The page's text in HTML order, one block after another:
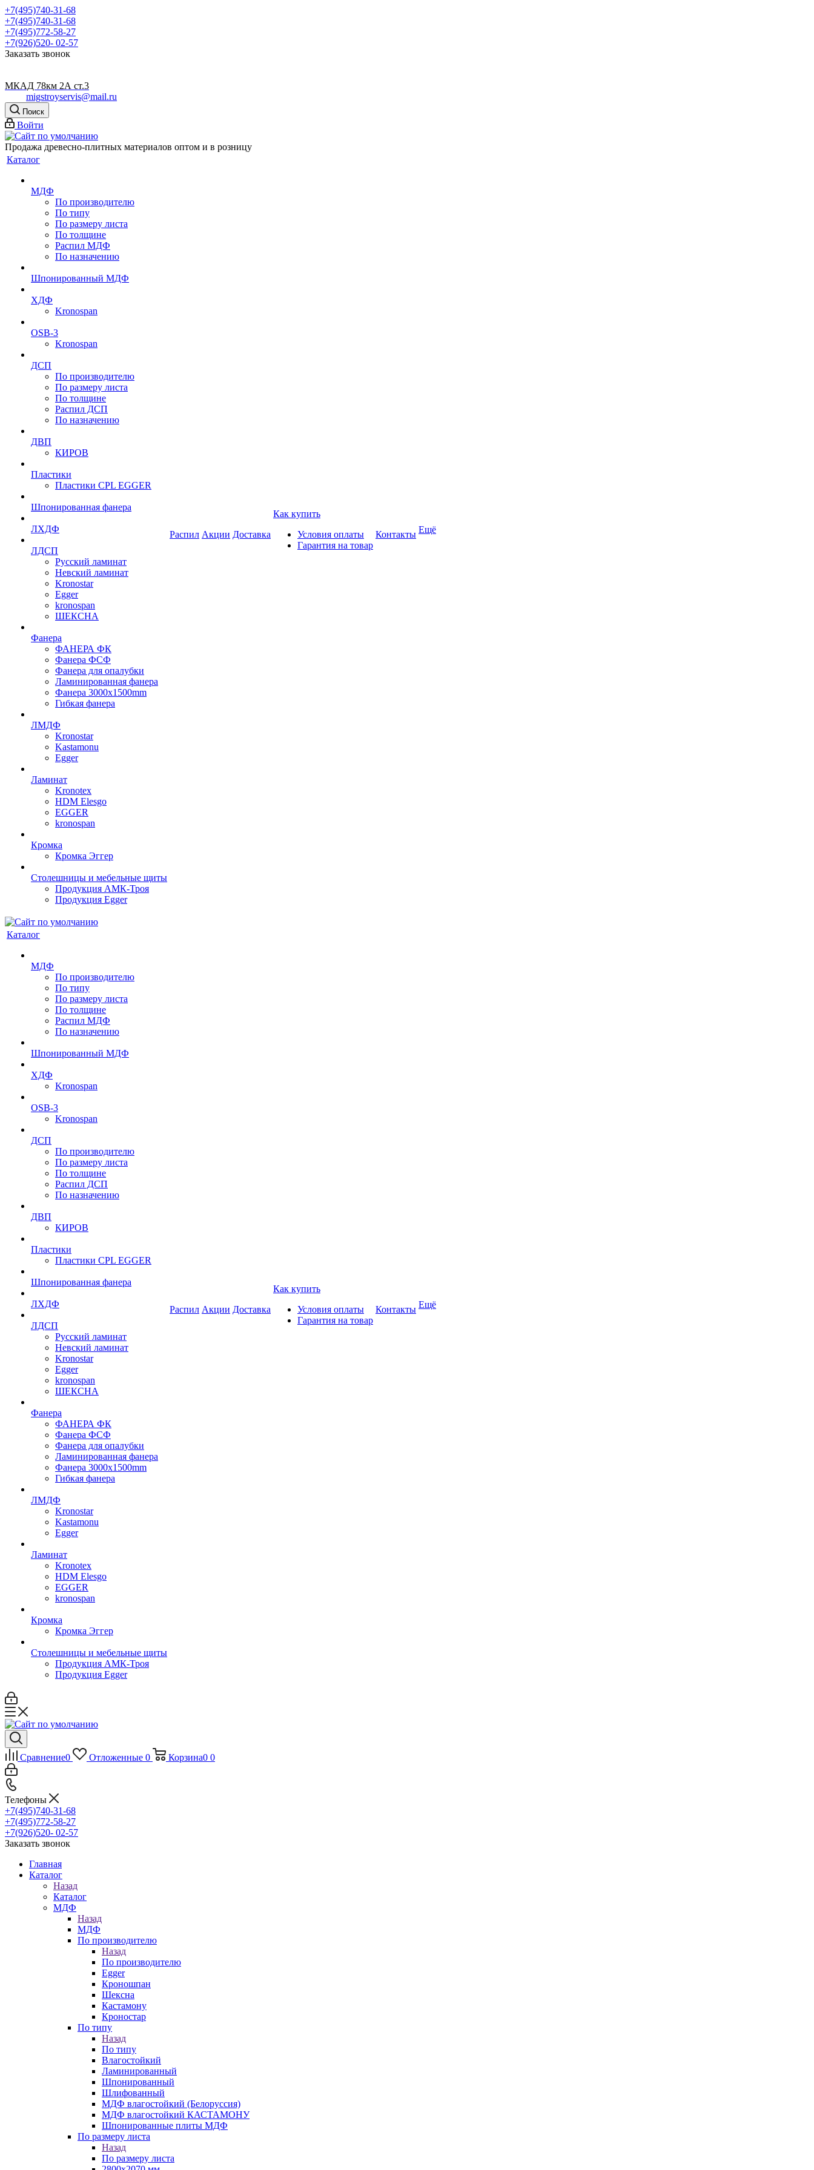
+7(495)740-31-68
+7(495)740-31-68
+7(495)772-58-27
+7(926)520- 02-57
Заказать звонок
МКАД 78км 2А ст.3
migstroyservis@mail.ru
Поиск
Войти
Продажа древесно-плитных материалов оптом и в розницу
Каталог
МДФ
По производителю
По типу
По размеру листа
По толщине
Распил МДФ
По назначению
Шпонированный МДФ
ХДФ
Kronospan
OSB-3
Kronospan
ДСП
По производителю
По размеру листа
По толщине
Распил ДСП
По назначению
ДВП
КИРОВ
Пластики
Пластики CPL EGGER
Шпонированная фанера
ЛХДФ
ЛДСП
Русский ламинат
Невский ламинат
Kronostar
Egger
kronospan
ШЕКСНА
Фанера
ФАНЕРА ФК
Фанера ФСФ
Фанера для опалубки
Ламинированная фанера
Фанера 3000х1500mm
Гибкая фанера
ЛМДФ
Kronostar
Kastamonu
Egger
Ламинат
Kronotex
HDM Elesgo
EGGER
kronospan
Кромка
Кромка Эггер
Столешницы и мебельные щиты
Продукция АМК-Троя
Продукция Egger
Распил Акции Доставка
Как купить
Условия оплаты
Гарантия на товар
Контакты Ещё
Каталог
МДФ
По производителю
По типу
По размеру листа
По толщине
Распил МДФ
По назначению
Шпонированный МДФ
ХДФ
Kronospan
OSB-3
Kronospan
ДСП
По производителю
По размеру листа
По толщине
Распил ДСП
По назначению
ДВП
КИРОВ
Пластики
Пластики CPL EGGER
Шпонированная фанера
ЛХДФ
ЛДСП
Русский ламинат
Невский ламинат
Kronostar
Egger
kronospan
ШЕКСНА
Фанера
ФАНЕРА ФК
Фанера ФСФ
Фанера для опалубки
Ламинированная фанера
Фанера 3000х1500mm
Гибкая фанера
ЛМДФ
Kronostar
Kastamonu
Egger
Ламинат
Kronotex
HDM Elesgo
EGGER
kronospan
Кромка
Кромка Эггер
Столешницы и мебельные щиты
Продукция АМК-Троя
Продукция Egger
Распил Акции Доставка
Как купить
Условия оплаты
Гарантия на товар
Контакты Ещё
Сравнение0 Отложенные 0 Корзина0 0
Телефоны
+7(495)740-31-68
+7(495)772-58-27
+7(926)520- 02-57
Заказать звонок
Главная
Каталог
Назад
Каталог
МДФ
Назад
МДФ
По производителю
Назад
По производителю
Egger
Кроношпан
Шексна
Кастамону
Кроностар
По типу
Назад
По типу
Влагостойкий
Ламинированный
Шпонированный
Шлифованный
МДФ влагостойкий (Белоруссия)
МДФ влагостойкий КАСТАМОНУ
Шпонированные плиты МДФ
По размеру листа
Назад
По размеру листа